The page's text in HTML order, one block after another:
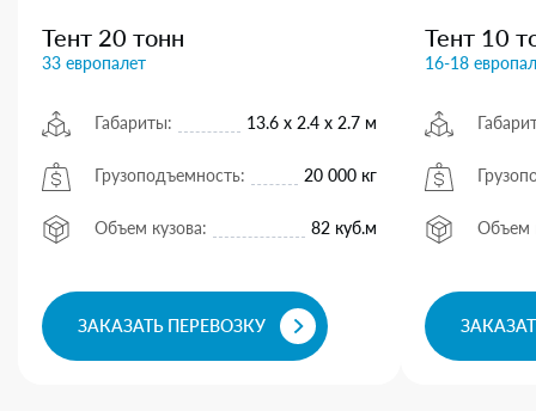
Тент 20 тонн
33 европалет
Габариты: 13.6 х 2.4 х 2.7 м
Грузоподъемность: 20 000 кг
Объем кузова: 82 куб.м
ЗАКАЗАТЬ ПЕРЕВОЗКУ
Тент 10
16-18
Объем